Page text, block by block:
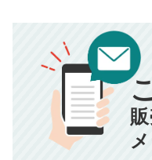
返済シミュ
毎月の支払額
年間の支払額
00万円
■仲介手数料／ 00万円
■売買契約書印紙／ 0
■抵当権抹消費用／0万
※購入価格よりも売却価
場合がございます。詳